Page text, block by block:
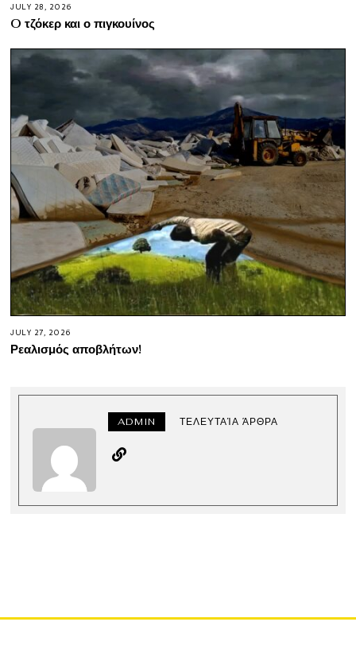
JULY 28, 2026
O τζόκερ και ο πιγκουίνος
JULY 27, 2026
Ρεαλισμός αποβλήτων!
ADMIN ΤΕΛΕΥΤΑΊΑ ΆΡΘΡΑ